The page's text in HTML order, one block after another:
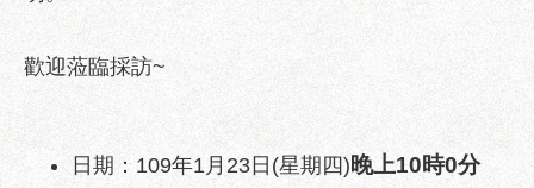
專
區
性
別
歡迎蒞臨採訪~
日期：109年1月23日(星期四)晚上10時0分